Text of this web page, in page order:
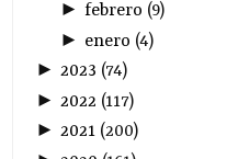
► febrero (9)
► enero (4)
►2023 (74)
► 2022 (117)
►2021 (200)